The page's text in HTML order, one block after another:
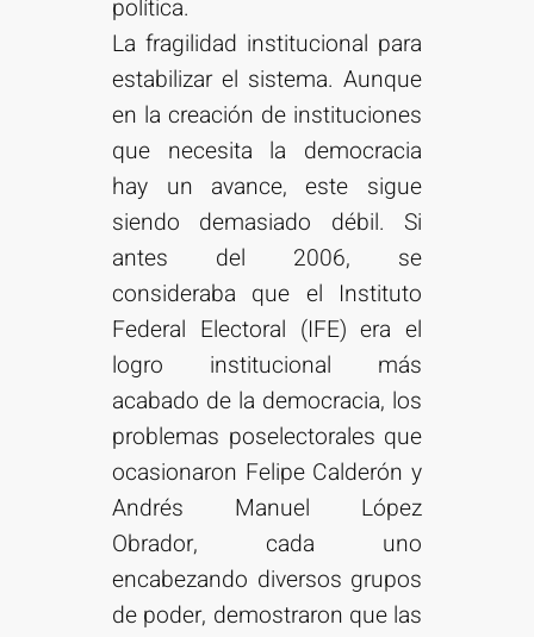
política.
La fragilidad institucional para
estabilizar el sistema. Aunque
en la creación de instituciones
que necesita la democracia
hay un avance, este sigue
siendo demasiado débil. Si
antes del 2006, se
consideraba que el Instituto
Federal Electoral (IFE) era el
logro institucional más
acabado de la democracia, los
problemas poselectorales que
ocasionaron Felipe Calderón y
Andrés Manuel López
Obrador, cada uno
encabezando diversos grupos
de poder, demostraron que las